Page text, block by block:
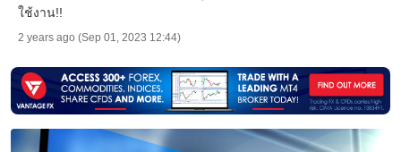
ใช้งาน!!
2 years ago (Sep 01, 2023 12:44)